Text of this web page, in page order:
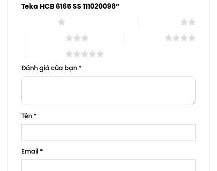
Teka HCB 6165 SS 111020098”
Đánh giá của bạn *
Tên *
Email *